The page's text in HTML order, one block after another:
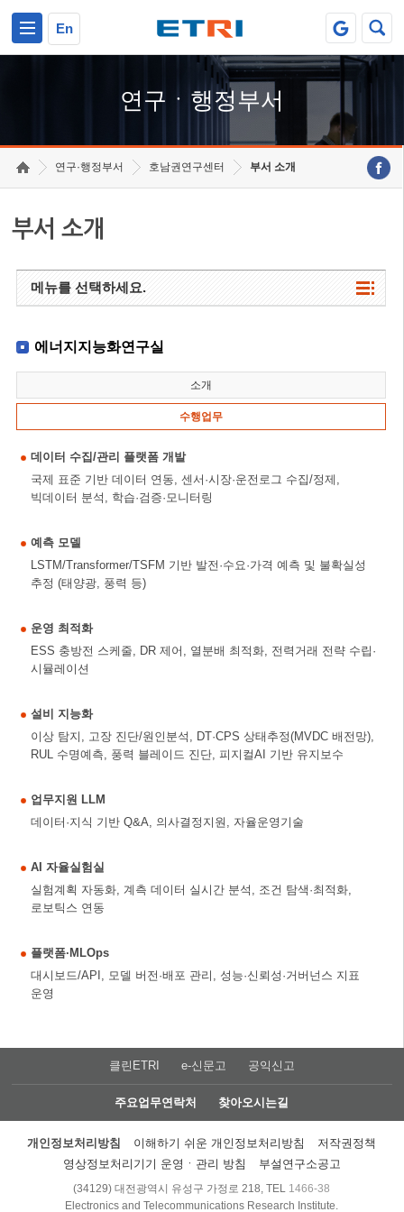
En
연구ㆍ행정부서
연구·행정부서 호남권연구센터 부서 소개
부서 소개
메뉴를 선택하세요.
에너지지능화연구실
소개
수행업무
데이터 수집/관리 플랫폼 개발
국제 표준 기반 데이터 연동, 센서·시장·운전로그 수집/정제,
빅데이터 분석, 학습·검증·모니터링
예측 모델
LSTM/Transformer/TSFM 기반 발전·수요·가격 예측 및 불확실성
추정 (태양광, 풍력 등)
운영 최적화
ESS 충방전 스케줄, DR 제어, 열분배 최적화, 전력거래 전략 수립·
시뮬레이션
설비 지능화
이상 탐지, 고장 진단/원인분석, DT·CPS 상태추정(MVDC 배전망),
RUL 수명예측, 풍력 블레이드 진단, 피지컬AI 기반 유지보수
업무지원 LLM
데이터·지식 기반 Q&A, 의사결정지원, 자율운영기술
AI 자율실험실
실험계획 자동화, 계측 데이터 실시간 분석, 조건 탐색·최적화,
로보틱스 연동
플랫폼·MLOps
대시보드/API, 모델 버전·배포 관리, 성능·신뢰성·거버넌스 지표
운영
클린ETRI e-신문고 공익신고
주요업무연락처 찾아오시는길
개인정보처리방침 이해하기 쉬운 개인정보처리방침
저작권정책
영상정보처리기기 운영ㆍ관리 방침
부설연구소공고
(34129) 대전광역시 유성구 가정로 218, TEL 1466-38
Electronics and Telecommunications Research Institute.